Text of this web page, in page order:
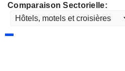
Comparaison Sectorielle: